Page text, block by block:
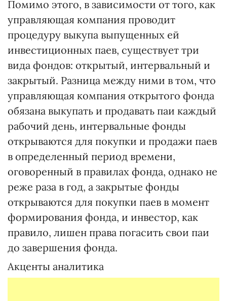
Помимо этого, в зависимости от того, как
управляющая компания проводит
процедуру выкупа выпущенных ей
инвестиционных паев, существует три
вида фондов: открытый, интервальный и
закрытый. Разница между ними в том, что
управляющая компания открытого фонда
обязана выкупать и продавать паи каждый
рабочий день, интервальные фонды
открываются для покупки и продажи паев
в определенный период времени,
оговоренный в правилах фонда, однако не
реже раза в год, а закрытые фонды
открываются для покупки паев в момент
формирования фонда, и инвестор, как
правило, лишен права погасить свои паи
до завершения фонда.
Акценты аналитика